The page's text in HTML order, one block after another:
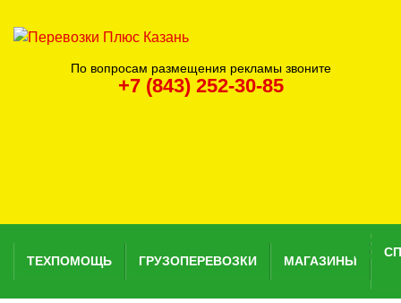
По вопросам размещения рекламы звоните
+7 (843) 252-30-85
ТЕХПОМОЩЬ ГРУЗОПЕРЕВОЗКИ МАГАЗИНЫ